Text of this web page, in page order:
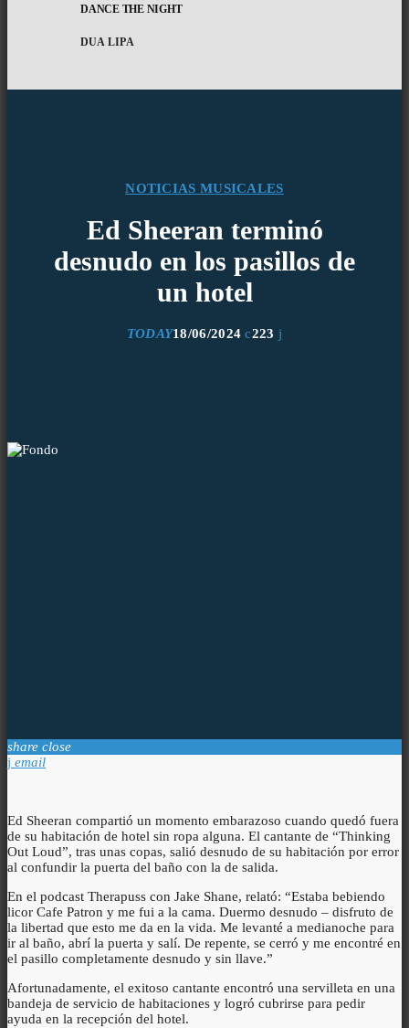
DANCE THE NIGHT
DUA LIPA
NOTICIAS MUSICALES
Ed Sheeran terminó
desnudo en los pasillos de
un hotel
TODAY18/06/2024 223
share close
email
Ed Sheeran compartió un momento embarazoso cuando quedó fuera
de su habitación de hotel sin ropa alguna. El cantante de “Thinking
Out Loud”, tras unas copas, salió desnudo de su habitación por error
al confundir la puerta del baño con la de salida.
En el podcast Therapuss con Jake Shane, relató: “Estaba bebiendo
licor Cafe Patron y me fui a la cama. Duermo desnudo – disfruto de
la libertad que esto me da en la vida. Me levanté a medianoche para
ir al baño, abrí la puerta y salí. De repente, se cerró y me encontré en
el pasillo completamente desnudo y sin llave.”
Afortunadamente, el exitoso cantante encontró una servilleta en una
bandeja de servicio de habitaciones y logró cubrirse para pedir
ayuda en la recepción del hotel.